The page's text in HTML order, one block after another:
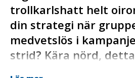
trollkarlshatt helt
din strategi när
medvetslös i
strid? Kära nörd,